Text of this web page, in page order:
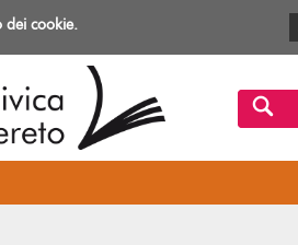
dei cookie.